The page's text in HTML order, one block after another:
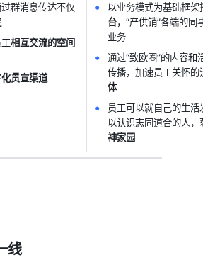
群消息传达不仅
相互交流的空间
贯宣渠道
以业务模式为基础框架
台，“产供销”各端的
业务
通过“致欧圈”的内容
传播，加速员工关怀的
体
员工可以就自己的生
以认识志同道合的人
神家园
线